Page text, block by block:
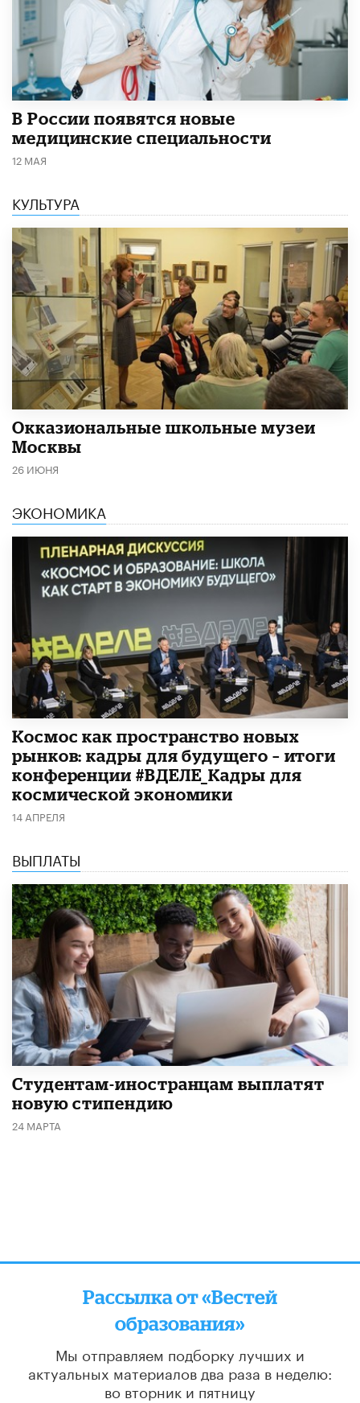
В России появятся новые
медицинские специальности
12 МАЯ
КУЛЬТУРА
​Окказиональные школьные музеи
Москвы
26 ИЮНЯ
ЭКОНОМИКА
Космос как пространство новых
рынков: кадры для будущего – итоги
конференции #ВДЕЛЕ_Кадры для
космической экономики
14 АПРЕЛЯ
ВЫПЛАТЫ
Студентам-иностранцам выплатят
новую стипендию
24 МАРТА
Рассылка от «Вестей
образования»
Мы отправляем подборку лучших и
актуальных материалов два раза в неделю:
во вторник и пятницу